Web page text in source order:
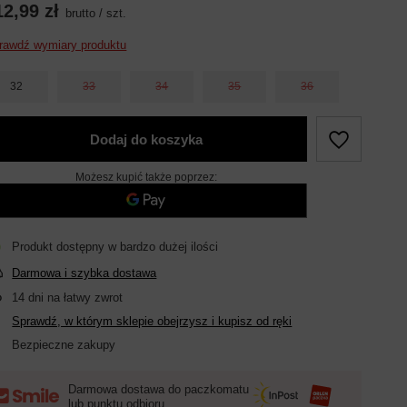
zł brutto /szt.
wymiary produktu
32 33 34 35 36
Dodaj do koszyka
Możesz kupić także poprzez:
Produkt dostępny w bardzo dużej ilości
Darmowa i szybka dostawa
14 dni na łatwy zwrot
Sprawdź, w którym sklepie obejrzysz i kupisz od ręki
Bezpieczne zakupy
Darmowa dostawa do paczkomatu
lub punktu odbioru